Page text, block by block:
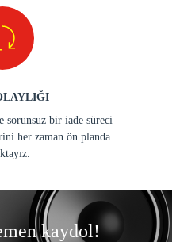
bir iade süreci
her zaman ön planda
kaydol!